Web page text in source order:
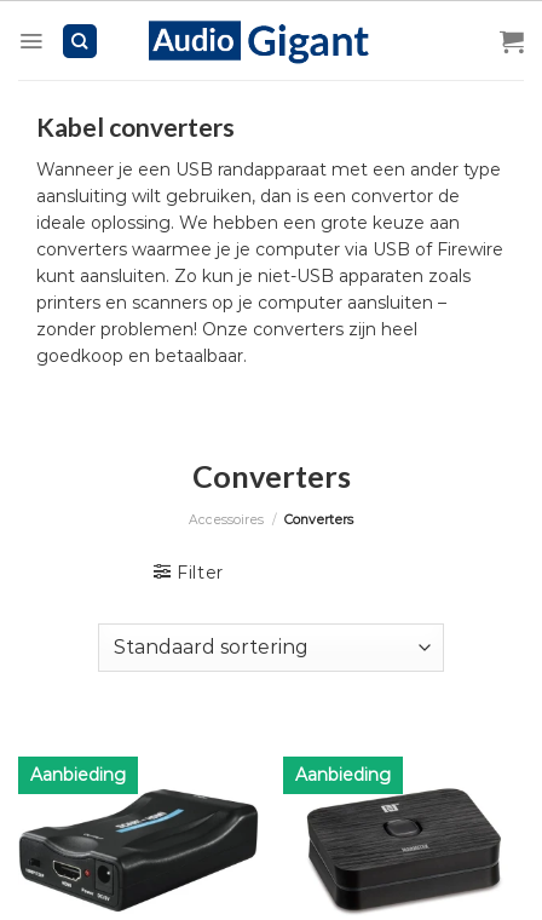
Kabel converters
Wanneer je een USB randapparaat met een ander type
aansluiting wilt gebruiken, dan is een convertor de
ideale oplossing. We hebben een grote keuze aan
converters waarmee je je computer via USB of Firewire
kunt aansluiten. Zo kun je niet-USB apparaten zoals
printers en scanners op je computer aansluiten –
zonder problemen! Onze converters zijn heel
goedkoop en betaalbaar.
Converters
Accessoires / Converters
Filter
Aanbieding Aanbieding